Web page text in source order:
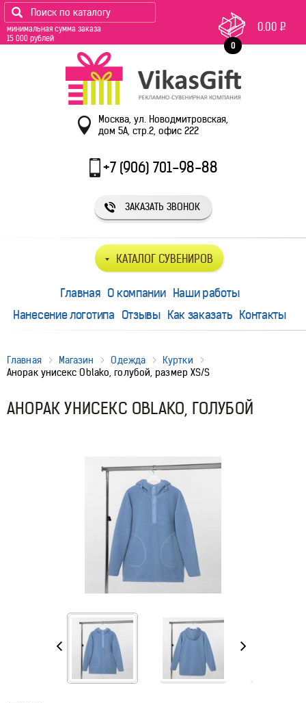
минимальная сумма заказа
15 000 рублей
0
0.00 Р
Москва, ул. Новодмитровская,
дом 5А, стр.2, офис 222
+7 (906) 701-98-88
ЗАКАЗАТЬ ЗВОНОК
КАТАЛОГ СУВЕНИРОВ
Главная О компании Наши работы
Нанесение логотипа Отзывы Как заказать Контакты
Главная Магазин Одежда
Куртки
Анорак унисекс Oblako, голубой, размер ХS/S
АНОРАК УНИСЕКС OBLAKO, ГОЛУБОЙ